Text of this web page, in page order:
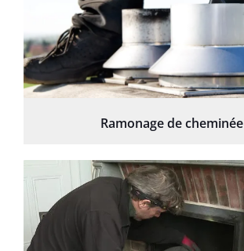
Ramonage de cheminée